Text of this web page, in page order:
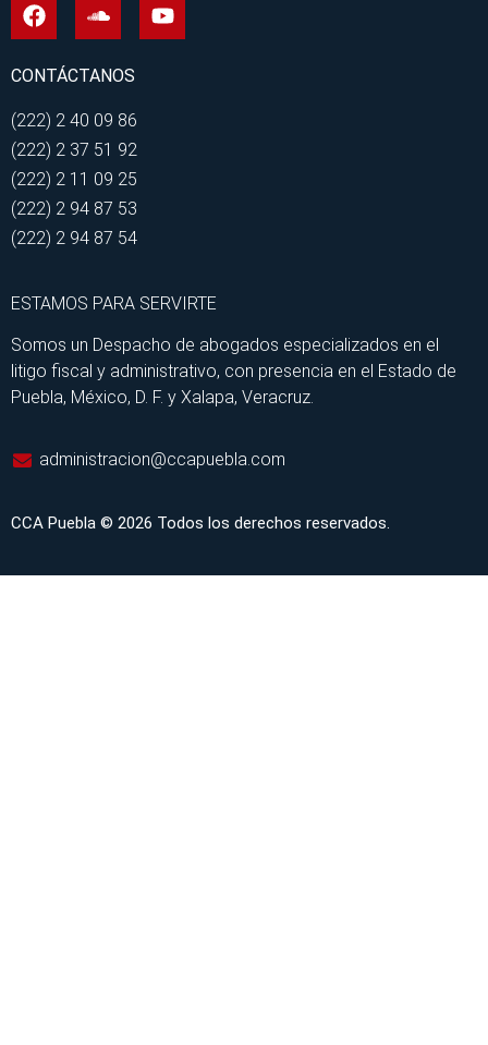
CONTÁCTANOS
(222) 2 40 09 86
(222) 2 37 51 92
(222) 2 11 09 25
(222) 2 94 87 53
(222) 2 94 87 54
ESTAMOS PARA SERVIRTE
Somos un Despacho de abogados especializados en el
litigo fiscal y administrativo, con presencia en el Estado de
Puebla, México, D. F. y Xalapa, Veracruz.
administracion@ccapuebla.com
CCA Puebla © 2026 Todos los derechos reservados.